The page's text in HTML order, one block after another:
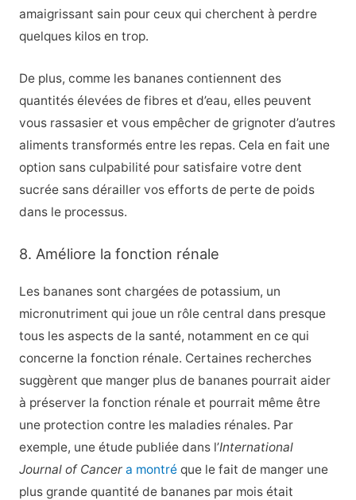
amaigrissant sain pour ceux qui cherchent à perdre
quelques kilos en trop.
De plus, comme les bananes contiennent des
quantités élevées de fibres et d’eau, elles peuvent
vous rassasier et vous empêcher de grignoter d’autres
aliments transformés entre les repas. Cela en fait une
option sans culpabilité pour satisfaire votre dent
sucrée sans dérailler vos efforts de perte de poids
dans le processus.
8. Améliore la fonction rénale
Les bananes sont chargées de potassium, un
micronutriment qui joue un rôle central dans presque
tous les aspects de la santé, notamment en ce qui
concerne la fonction rénale. Certaines recherches
suggèrent que manger plus de bananes pourrait aider
à préserver la fonction rénale et pourrait même être
une protection contre les maladies rénales. Par
exemple, une étude publiée dans l’International
Journal of Cancer a montréque le fait de manger une
plus grande quantité de bananes par mois était